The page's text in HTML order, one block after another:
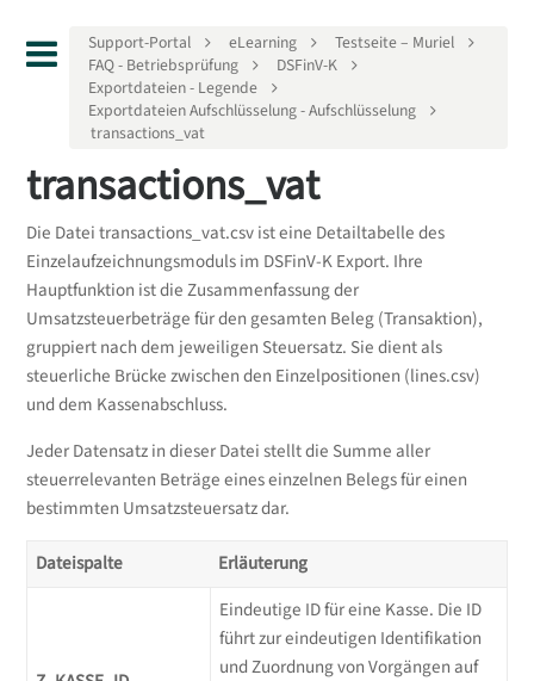
Support-Portal eLearning
Testseite – Muriel
FAQ - Betriebsprüfung
DSFinV-K
Exportdateien - Legende
Exportdateien Aufschlüsselung - Aufschlüsselung
transactions_vat
transactions_vat
Die Datei transactions_vat.csv ist eine Detailtabelle des
Einzelaufzeichnungsmoduls im DSFinV-K Export. Ihre
Hauptfunktion ist die Zusammenfassung der
Umsatzsteuerbeträge für den gesamten Beleg (Transaktion),
gruppiert nach dem jeweiligen Steuersatz. Sie dient als
steuerliche Brücke zwischen den Einzelpositionen (lines.csv)
und dem Kassenabschluss.
Jeder Datensatz in dieser Datei stellt die Summe aller
steuerrelevanten Beträge eines einzelnen Belegs für einen
bestimmten Umsatzsteuersatz dar.
Dateispalte Erläuterung
Eindeutige ID für eine Kasse. Die ID
führt zur eindeutigen Identifikation
und Zuordnung von Vorgängen auf